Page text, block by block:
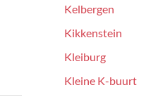
Kelbergen
Kikkenstein
Kleiburg
Kleine K-buurt